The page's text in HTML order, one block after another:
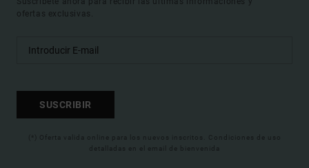
ofertas exclusivas.
SUSCRIBIR
(*) Oferta valida online para los nuevos inscritos. Condiciones de uso
detalladas en el email de bienvenida